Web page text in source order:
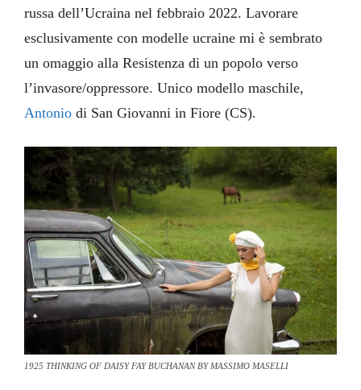
russa dell’Ucraina nel febbraio 2022. Lavorare
esclusivamente con modelle ucraine mi è sembrato
un omaggio alla Resistenza di un popolo verso
l’invasore/oppressore. Unico modello maschile,
Antonio di San Giovanni in Fiore (CS).
1925 THINKING OF DAISY FAY BUCHANAN BY MASSIMO MASELLI